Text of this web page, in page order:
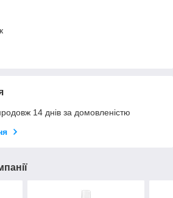
14 днів за домовленістю